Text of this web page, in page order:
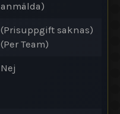
anmälda)
(Prisuppgift saknas)
(Per Team)
Nej